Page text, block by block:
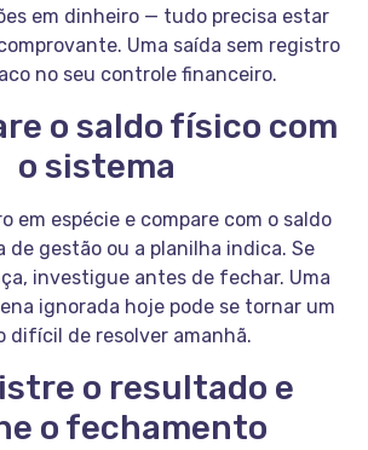
em dinheiro — tudo precisa estar
Uma saída sem registro
no seu controle financeiro.
o saldo físico com
o sistema
em espécie e compare com o saldo
de gestão ou a planilha indica. Se
investigue antes de fechar. Uma
ignorada hoje pode se tornar um
difícil de resolver amanhã.
o resultado e
o fechamento